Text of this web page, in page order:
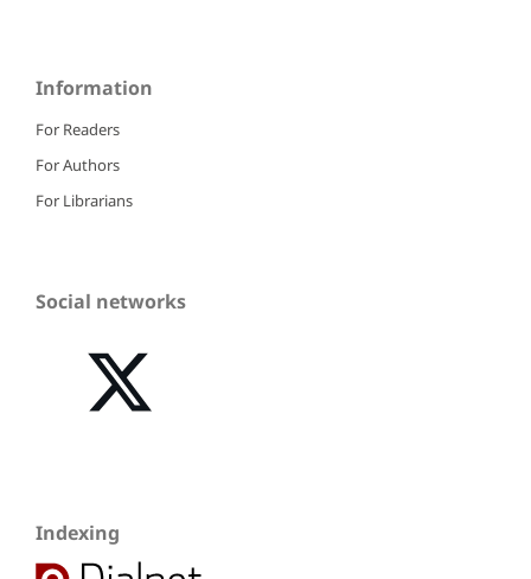
Information
For Readers
For Authors
For Librarians
Social networks
Indexing